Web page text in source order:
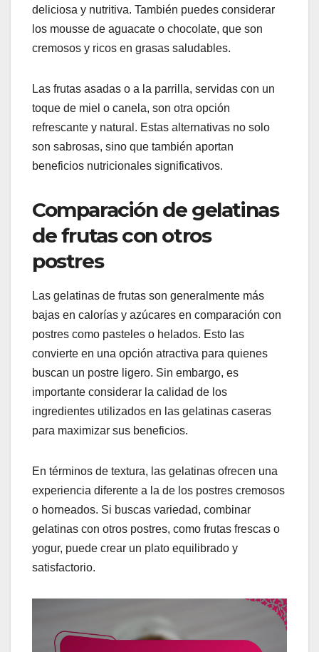
deliciosa y nutritiva. También puedes considerar
los mousse de aguacate o chocolate, que son
cremosos y ricos en grasas saludables.
Las frutas asadas o a la parrilla, servidas con un
toque de miel o canela, son otra opción
refrescante y natural. Estas alternativas no solo
son sabrosas, sino que también aportan
beneficios nutricionales significativos.
Comparación de gelatinas
de frutas con otros
postres
Las gelatinas de frutas son generalmente más
bajas en calorías y azúcares en comparación con
postres como pasteles o helados. Esto las
convierte en una opción atractiva para quienes
buscan un postre ligero. Sin embargo, es
importante considerar la calidad de los
ingredientes utilizados en las gelatinas caseras
para maximizar sus beneficios.
En términos de textura, las gelatinas ofrecen una
experiencia diferente a la de los postres cremosos
o horneados. Si buscas variedad, combinar
gelatinas con otros postres, como frutas frescas o
yogur, puede crear un plato equilibrado y
satisfactorio.